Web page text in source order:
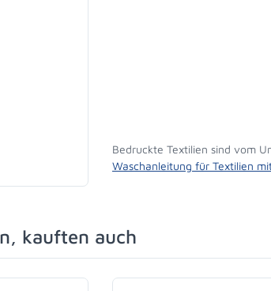
Bedruckte Textilien sind vom
Waschanleitung für Textilien
kauften auch